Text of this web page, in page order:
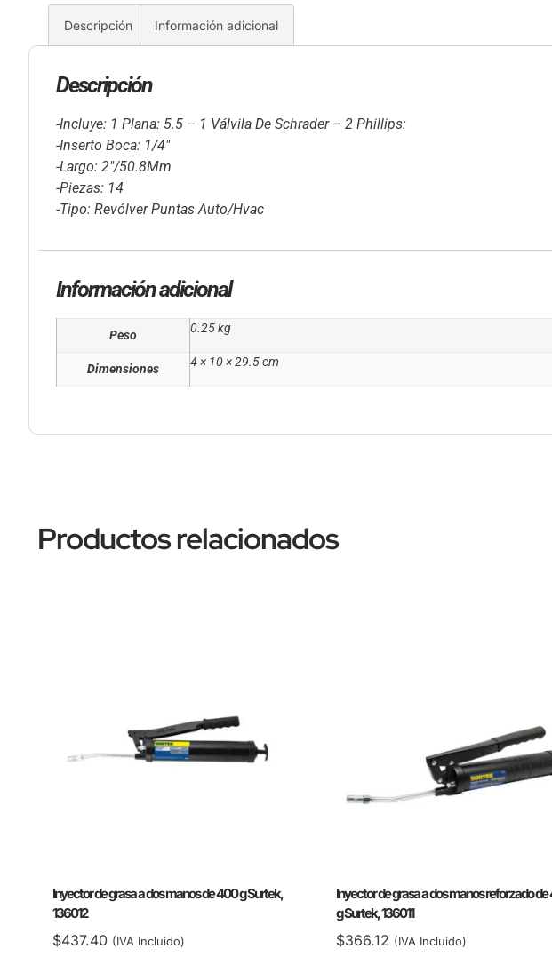
Descripción Información adicional
Descripción
-Incluye: 1 Plana: 5.5 – 1 Válvila De Schrader – 2 Phillips:
-Inserto Boca: 1/4″
-Largo: 2″/50.8Mm
-Piezas: 14
-Tipo: Revólver Puntas Auto/Hvac
Información adicional
Peso 0.25 kg
Dimensiones 4 × 10 × 29.5 cm
Productos relacionados
Inyector de grasa a dos manos de 400 g Surtek,
136012
$437.40 (IVA Incluido)
Inyector de grasa a dos manos reforzado
g Surtek, 136011
$366.12 (IVA Incluido)